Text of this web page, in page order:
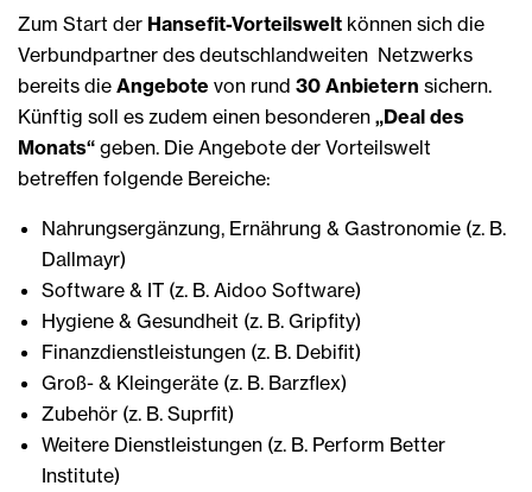
Zum Start der Hansefit-Vorteilswelt können sich die
Verbundpartner des deutschlandweiten Netzwerks
bereits die Angebote von rund 30 Anbietern sichern.
Künftig soll es zudem einen besonderen „Deal des
Monats“ geben. Die Angebote der Vorteilswelt
betreffen folgende Bereiche:
Nahrungsergänzung, Ernährung & Gastronomie (z. B.
Dallmayr)
Software & IT (z. B. Aidoo Software)
Hygiene & Gesundheit (z. B. Gripfity)
Finanzdienstleistungen (z. B. Debifit)
Groß- & Kleingeräte (z. B. Barzflex)
Zubehör (z. B. Suprfit)
Weitere Dienstleistungen (z. B. Perform Better
Institute)